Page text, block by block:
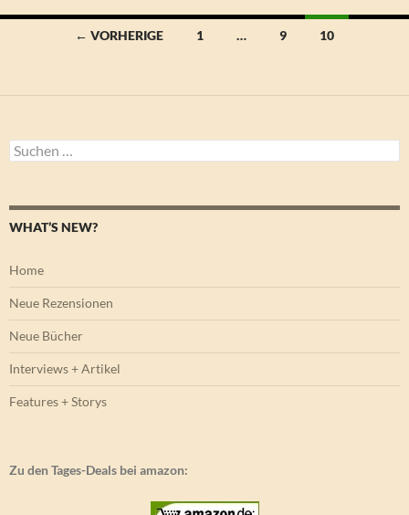
Beitragsnavigation
← VORHERIGE 1 … 9 10
Suchen
nach:
WHAT’S NEW?
Home
Neue Rezensionen
Neue Bücher
Interviews + Artikel
Features + Storys
Zu den Tages-Deals bei amazon: